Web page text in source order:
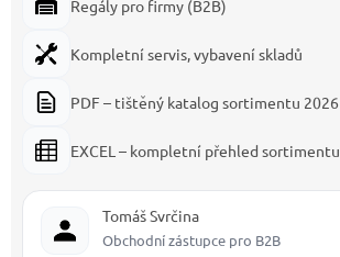
Regály pro firmy (B2B)
Kompletní servis, vybavení skladů
PDF – tištěný katalog sortimentu 2026
EXCEL – kompletní přehled sortimentu
Tomáš Svrčina
Obchodní zástupce pro B2B